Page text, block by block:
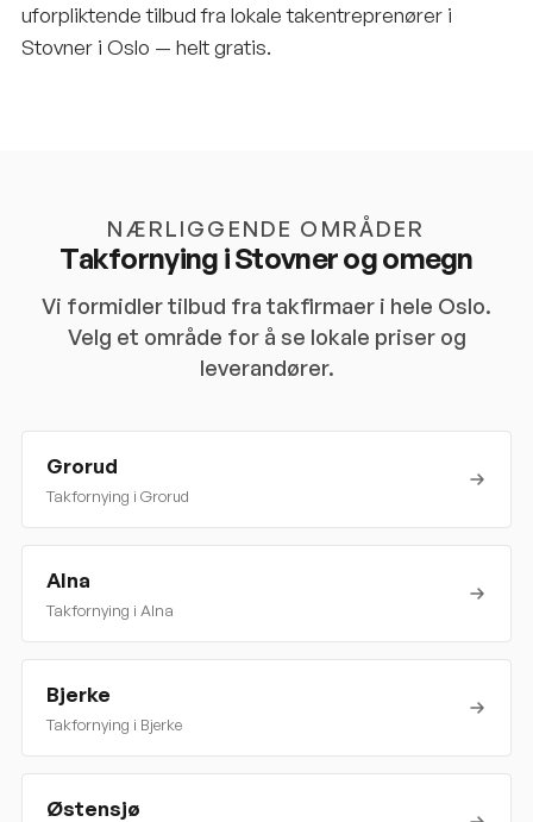
uforpliktende tilbud fra lokale takentreprenører i
Stovner i Oslo — helt gratis.
NÆRLIGGENDE OMRÅDER
Takfornying iStovnerog omegn
Vi formidler tilbud fra takfirmaer i hele Oslo.
Velg et område for å se lokale priser og
leverandører.
Grorud
Takfornying i Grorud
Alna
Takfornying i Alna
Bjerke
Takfornying i Bjerke
Østensjø